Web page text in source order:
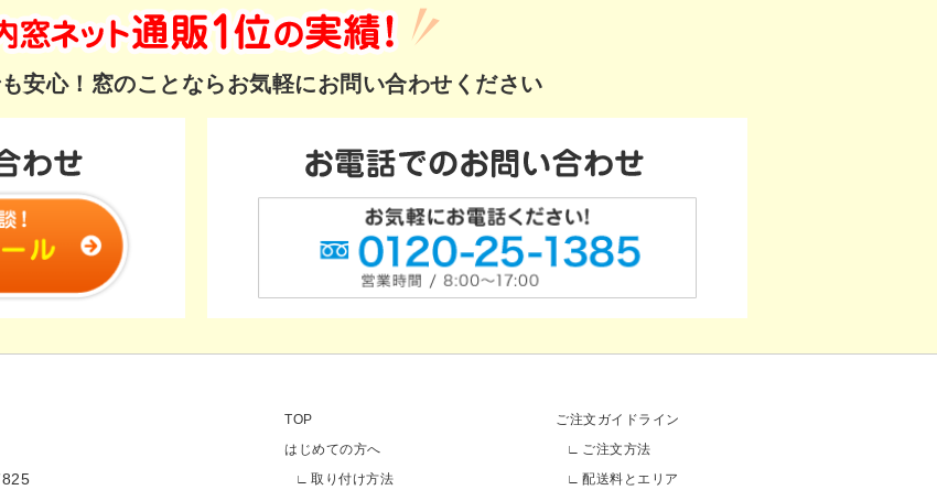
安心！ 窓のことならお気軽にお問い合わせください
TOP
はじめての方へ
取り付け方法
ご注文ガイドライン
ご注文方法
配送料とエリア